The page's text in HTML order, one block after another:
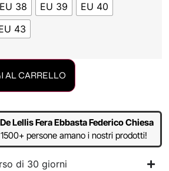
EU 38 EU 39
EU 40
43
AL CARRELLO
Lellis Fera Ebbasta Federico Chiesa
persone amano i nostri prodotti!
di 30 giorni